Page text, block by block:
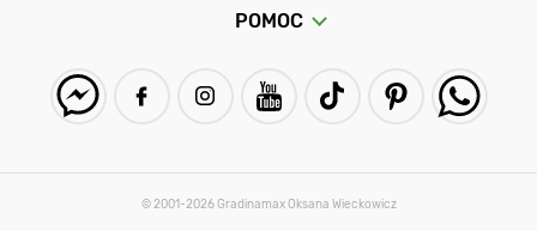
POMOC
© 2001-2026 Gradinamax Oksana Wieckowicz